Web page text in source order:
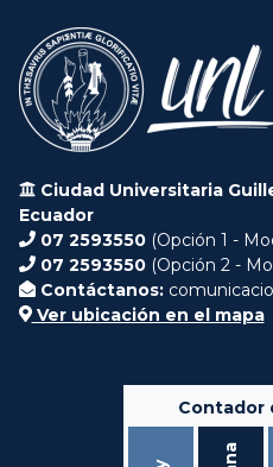
Ciudad Universitaria
Ecuador
07 2593550 (Opción 1 -
07 2593550 (Opción 2 -
Contáctanos:
Ver ubicación en el mapa
Contador